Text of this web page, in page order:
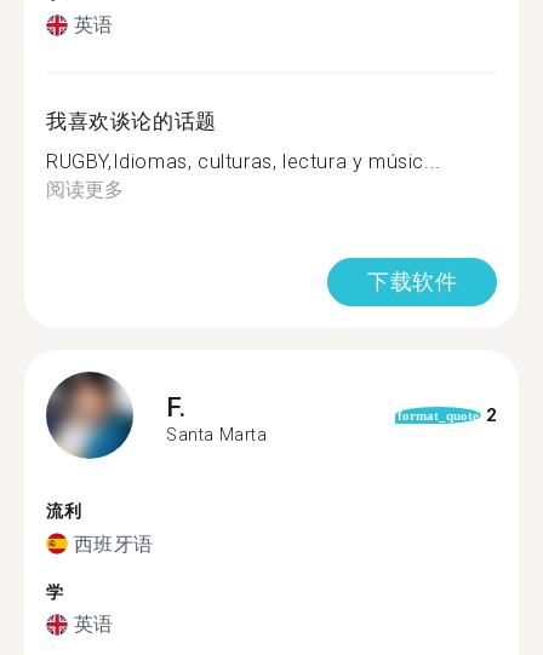
英语
我喜欢谈论的话题
RUGBY,Idiomas, culturas, lectura y músic...
阅读更多
下载软件
F.
Santa Marta
format_quote 2
流利
西班牙语
学
英语